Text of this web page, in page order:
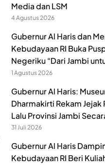
Media dan LSM
4 Agustus 2026
Gubernur Al Haris dan
Kebudayaan RI Buka
Negeriku “Dari Jambi
1 Agustus 2026
Gubernur Al Haris:
Dharmakirti Rekam Jejak
Lalu Provinsi Jambi
31 Juli 2026
Gubernur Al Haris
Kebudayaan RI Beri